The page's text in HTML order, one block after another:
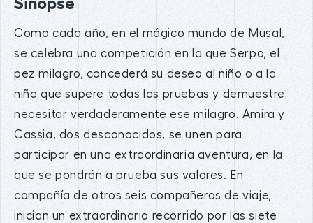
Como cada año, en el mágico mundo de Musal,
se celebra una competición en la que Serpo, el
pez milagro, concederá su deseo al niño o a la
niña que supere todas las pruebas y demuestre
necesitar verdaderamente ese milagro. Amira y
Cassia, dos desconocidos, se unen para
participar en una extraordinaria aventura, en la
que se pondrán a prueba sus valores. En
compañía de otros seis compañeros de viaje,
inician un extraordinario recorrido por las siete